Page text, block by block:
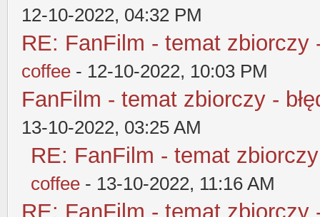
12-10-2022, 04:32 PM
RE: FanFilm - temat zbiorczy
coffee - 12-10-2022, 10:03 PM
FanFilm - temat zbiorczy -
13-10-2022, 03:25 AM
RE: FanFilm - temat
coffee - 13-10-2022, 11:16 AM
RE: FanFilm - temat zbiorczy